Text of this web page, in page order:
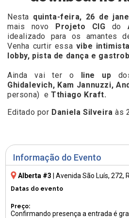
Informação do Evento
Alberta #3 |Avenida São Luís, 272,
Datas do evento
Preço:
Confirmando presença a entrada é
Nesta quinta-feira, 26 de
mais novo
Projeto CIG do
idealizado para os amantes
Venha curtir essa vibe intimista
lobby, pista de dança e
Ainda vai ter o line up
Ghidalevich, Kam Jannuzzi,
persona) e Tthiago Kraft.
Editado por Daniela Silveira às